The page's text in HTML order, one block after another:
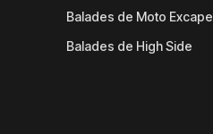
Balades de Moto Excape
Balades de High Side